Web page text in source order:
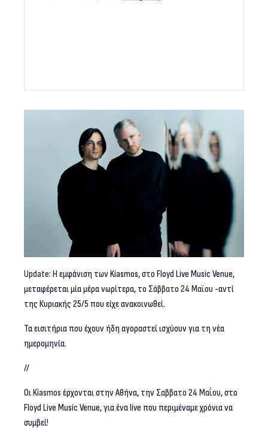
Update: H εμφάνιση των Kiasmos, στο Floyd Live Music Venue,
μεταφέρεται μία μέρα νωρίτερα, το Σάββατο 24 Μαϊου -αντί
της Κυριακής 25/5 που είχε ανακοινωθεί.
Τα εισιτήρια που έχουν ήδη αγοραστεί ισχύουν για τη νέα
ημερομηνία.
//
ΟιKiasmos έρχονται στην Αθήνα, την Σαββατο 24 Μαΐου, στο
Floyd Live Music Venue, για ένα live που περιμέναμε χρόνια να
συμβεί!